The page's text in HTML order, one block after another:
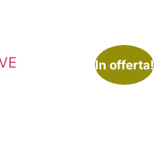
In offerta!